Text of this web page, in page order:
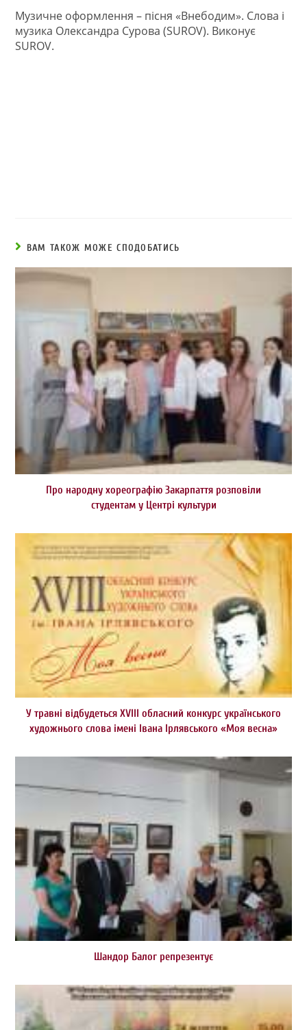
Музичне оформлення – пісня «Внебодим». Слова і
музика Олександра Сурова (SUROV). Виконує
SUROV.
ВАМ ТАКОЖ МОЖЕ СПОДОБАТИСЬ
Про народну хореографію Закарпаття розповіли
студентам у Центрі культури
У травні відбудеться ХVІІІ обласний конкурс українського
художнього слова імені Івана Ірлявського «Моя весна»
Шандор Балог репрезентує